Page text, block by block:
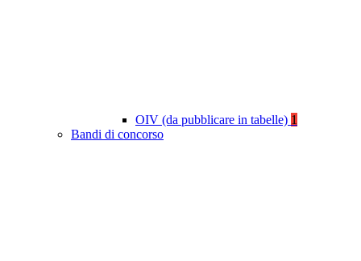
OIV (da pubblicare in tabelle) 1
Bandi di concorso